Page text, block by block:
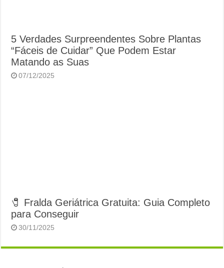
5 Verdades Surpreendentes Sobre Plantas
“Fáceis de Cuidar” Que Podem Estar
Matando as Suas
07/12/2025
🧷 Fralda Geriátrica Gratuita: Guia Completo
para Conseguir
30/11/2025